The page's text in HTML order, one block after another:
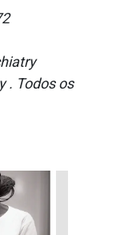
. Todos os